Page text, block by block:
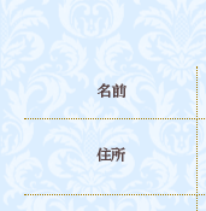
名前
住所